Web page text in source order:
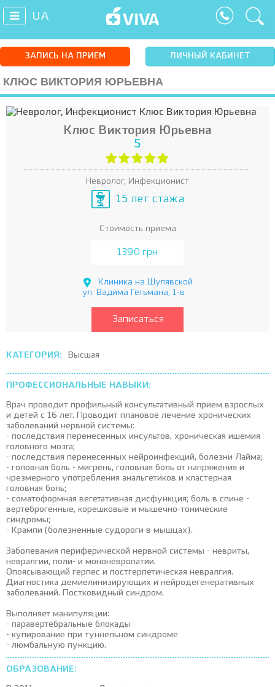
UA
ЗАПИСЬ НА ПРИЕМ ЛИЧНЫЙ КАБИНЕТ
КЛЮС ВИКТОРИЯ ЮРЬЕВНА
Клюс Виктория Юрьевна
5
Невролог, Инфекционист
15 лет стажа
Стоимость приема
1390 грн
Клиника на Шулявской
ул. Вадима Гетьмана, 1-в
Записаться
КАТЕГОРИЯ: Высшая
ПРОФЕССИОНАЛЬНЫЕ НАВЫКИ:
Врач проводит профильный консультативный прием взрослых
и детей с 16 лет. Проводит плановое лечение хронических
заболеваний нервной системы:
- последствия перенесенных инсультов, хроническая ишемия
головного мозга;
- последствия перенесенных нейроинфекций, болезни Лайма;
- головная боль - мигрень, головная боль от напряжения и
чрезмерного употребления анальгетиков и кластерная
головная боль;
- соматоформная вегетативная дисфункция; боль в спине -
вертеброгенные, корешковые и мышечно-тонические
синдромы;
- Крампи (болезненные судороги в мышцах).
Заболевания периферической нервной системы - невриты,
невралгии, поли- и мононевропатии.
Опоясывающий герпес и постгерпетическая невралгия.
Диагностика демиелинизирующих и нейродегенеративных
заболеваний. Постковидный синдром.
Выполняет манипуляции:
- паравертебральные блокады
- купирование при туннельном синдроме
- люмбальную пункцию.
ОБРАЗОВАНИЕ: